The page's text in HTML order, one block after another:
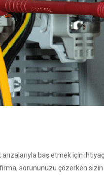
baş etmek için
sorununuzu çözerken